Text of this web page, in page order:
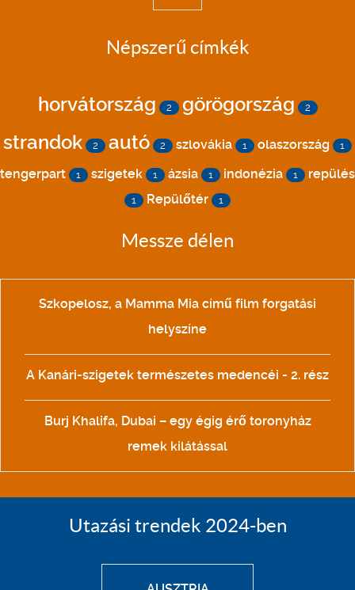
Népszerű címkék
horvátország 2 görögország 2
strandok 2 autó 2 szlovákia 1 olaszország 1
tengerpart 1 szigetek 1 ázsia 1 indonézia 1 repülés
1 Repülőtér 1
Messze délen
Szkopelosz, a Mamma Mia című film forgatási
helyszíne
A Kanári-szigetek természetes medencéi - 2. rész
Burj Khalifa, Dubai – egy égig érő toronyház
remek kilátással
Utazási trendek 2024-ben